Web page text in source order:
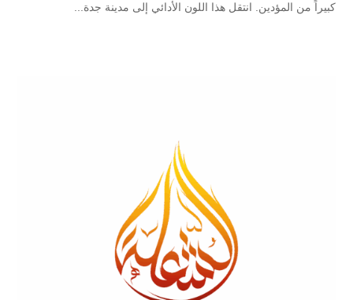
كبيراً من المؤدين. انتقل هذا اللون الأدائي إلى مدينة جدة...